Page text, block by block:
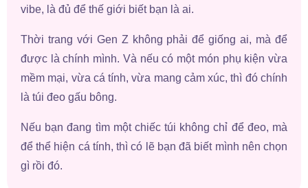
vibe, là đủ để thế giới biết bạn là ai.
Thời trang với Gen Z không phải để giống ai, mà để
được là chính mình. Và nếu có một món phụ kiện vừa
mềm mại, vừa cá tính, vừa mang cảm xúc, thì đó chính
là túi đeo gấu bông.
Nếu bạn đang tìm một chiếc túi không chỉ để đeo, mà
để thể hiện cá tính, thì có lẽ bạn đã biết mình nên chọn
gì rồi đó.